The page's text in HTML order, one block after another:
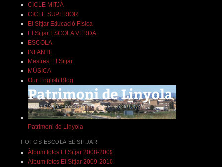
CICLE MITJÀ
CICLE SUPERIOR
El Sitjar Educació Física
El Sitjar ESCOLA VERDA
ESCOLA
INFANTIL
Mestres. El Sitjar
MÚSICA
Our English Blog
Patrimoni de Linyola
FOTOS ESCOLA EL SITJAR
Àlbum fotos El Sitjar 2008-2009
Àlbum fotos El Sitjar 2009-2010